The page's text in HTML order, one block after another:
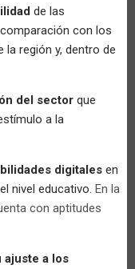
de las
con los
la región y, dentro de
del sector que
a la
digitales en
nivel educativo. En la
con aptitudes
ajuste a los